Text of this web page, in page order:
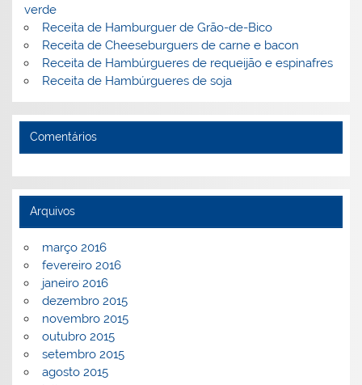
k
l
verde
Receita de Hamburguer de Grão-de-Bico
Receita de Cheeseburguers de carne e bacon
Receita de Hambúrgueres de requeijão e espinafres
Receita de Hambúrgueres de soja
Comentários
Arquivos
março 2016
fevereiro 2016
janeiro 2016
dezembro 2015
novembro 2015
outubro 2015
setembro 2015
agosto 2015